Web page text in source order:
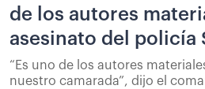
de los autores
asesinato del policía
“Es uno de los autores
nuestro camarada”, dijo el